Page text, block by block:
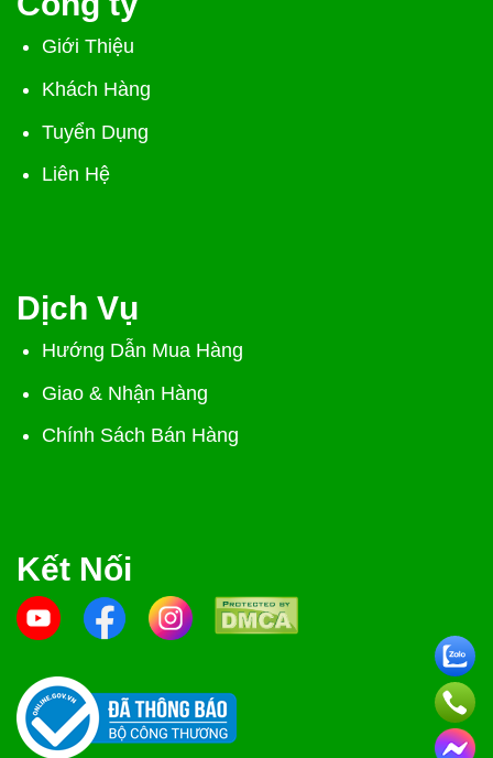
Giới Thiệu
Khách Hàng
Tuyển Dụng
Liên Hệ
Dịch Vụ
Hướng Dẫn Mua Hàng
Giao & Nhận Hàng
Chính Sách Bán Hàng
Kết Nối